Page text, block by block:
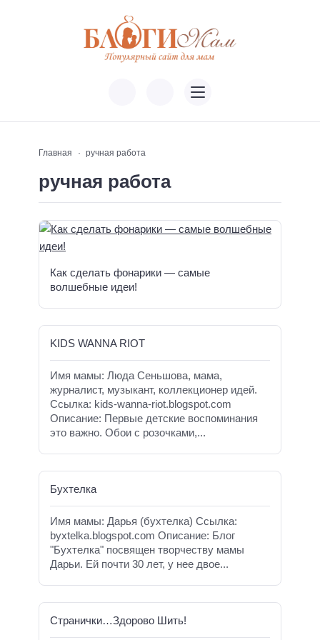
Главная ручная работа
ручная работа
Как сделать фонарики — самые
волшебные идеи!
KIDS WANNA RIOT
Имя мамы: Люда Сеньшова, мама,
журналист, музыкант, коллекционер идей.
Ссылка: kids-wanna-riot.blogspot.com
Описание: Первые детские воспоминания
это важно. Обои с розочками,...
Бухтелка
Имя мамы: Дарья (бухтелка) Ссылка:
byxtelka.blogspot.com Описание: Блог
"Бухтелка" посвящен творчеству мамы
Дарьи. Ей почти 30 лет, у нее двое...
Странички…Здорово Шить!